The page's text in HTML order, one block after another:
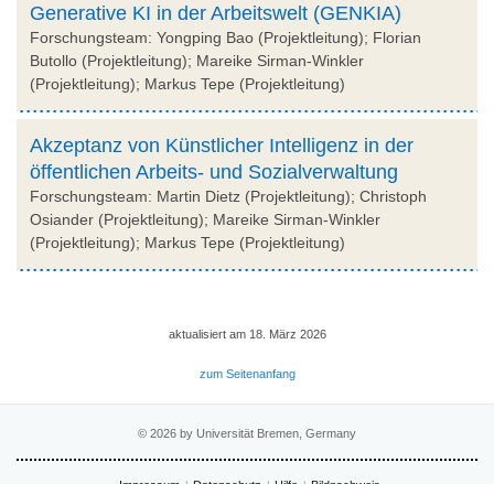
Generative KI in der Arbeitswelt (GENKIA)
Forschungsteam: Yongping Bao (Projektleitung); Florian
Butollo (Projektleitung); Mareike Sirman-Winkler
(Projektleitung); Markus Tepe (Projektleitung)
Akzeptanz von Künstlicher Intelligenz in der
öffentlichen Arbeits- und Sozialverwaltung
Forschungsteam: Martin Dietz (Projektleitung); Christoph
Osiander (Projektleitung); Mareike Sirman-Winkler
(Projektleitung); Markus Tepe (Projektleitung)
aktualisiert am 18. März 2026
zum Seitenanfang
© 2026 by Universität Bremen, Germany